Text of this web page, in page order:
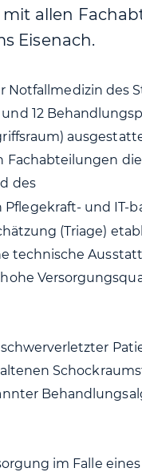
allen
Eisenach.
des
12
des
Pflegekraft- und IT-
(Triage)
technische
im Falle eines